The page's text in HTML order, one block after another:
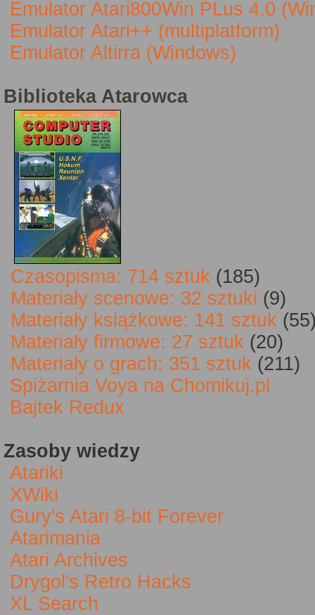
Emulator Atari800Win PLus 4.0
Emulator Atari++ (multiplatform)
Emulator Altirra (Windows)
Biblioteka Atarowca
Czasopisma: 714 sztuk (185)
Materiały scenowe: 32 sztuki (9)
Materiały książkowe: 141 sztuk
Materiały firmowe: 27 sztuk (20)
Materiały o grach: 351 sztuk (211)
Spiżarnia Voya na Chomikuj.pl
Bajtek Redux
Zasoby wiedzy
Atariki
XWiki
Gury's Atari 8-bit Forever
Atarimania
Atari Archives
Drygol's Retro Hacks
XL Search